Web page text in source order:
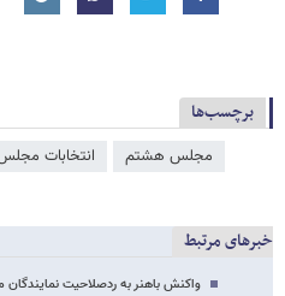
برچسب‌ها
مجلس هشتم انتخابات
خبرهای مرتبط
واکنش باهنر به ردصلاحیت